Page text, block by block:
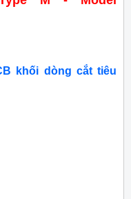
khối dòng cắt tiêu